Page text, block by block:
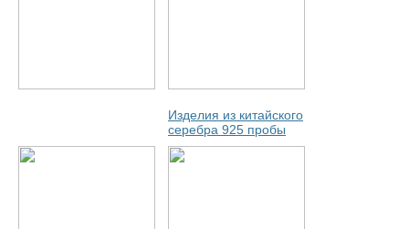
Изделия из китайского
серебра 925 пробы